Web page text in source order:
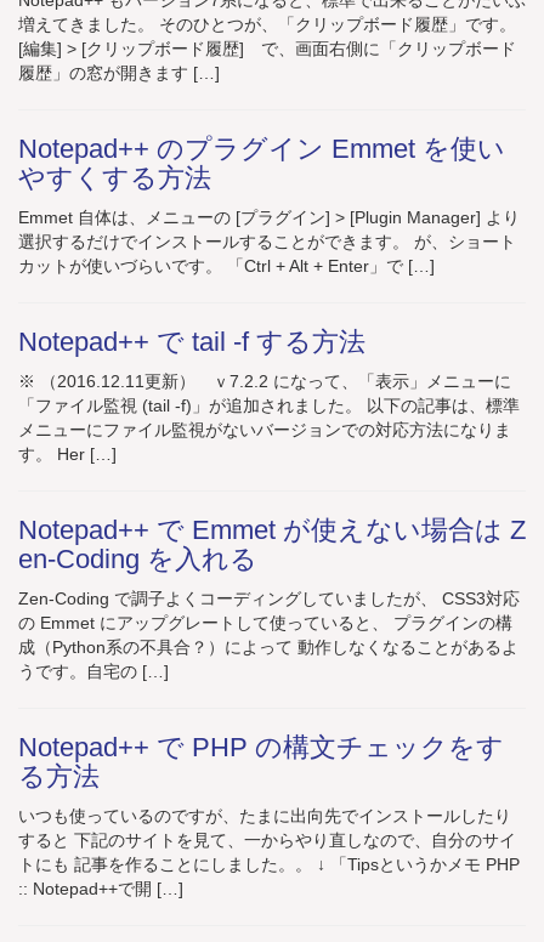
増えてきました。 そのひとつが、「クリップボード履歴」です。
[編集] > [クリップボード履歴] で、画面右側に「クリップボード
履歴」の窓が開きます […]
Notepad++ のプラグイン Emmet を使い
やすくする方法
Emmet 自体は、メニューの [プラグイン] > [Plugin Manager] より
選択するだけでインストールすることができます。 が、ショート
カットが使いづらいです。 「Ctrl + Alt + Enter」で […]
Notepad++ で tail -f する方法
※ （2016.12.11更新） ｖ7.2.2 になって、「表示」メニューに
「ファイル監視 (tail -f)」が追加されました。 以下の記事は、標準
メニューにファイル監視がないバージョンでの対応方法になりま
す。 Her […]
Notepad++ で Emmet が使えない場合は Z
en-Coding を入れる
Zen-Coding で調子よくコーディングしていましたが、 CSS3対応
の Emmet にアップグレートして使っていると、 プラグインの構
成（Python系の不具合？）によって 動作しなくなることがあるよ
うです。自宅の […]
Notepad++ で PHP の構文チェックをす
る方法
いつも使っているのですが、たまに出向先でインストールしたり
すると 下記のサイトを見て、一からやり直しなので、自分のサイ
トにも 記事を作ることにしました。。 ↓ 「Tipsというかメモ PHP
:: Notepad++で開 […]